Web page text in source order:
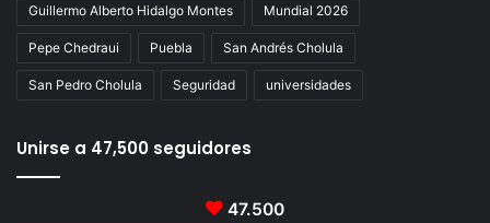
Guillermo Alberto Hidalgo Montes Mundial 2026
Pepe Chedraui Puebla San Andrés Cholula
San Pedro Cholula Seguridad universidades
Unirse a 47,500 seguidores
47.500